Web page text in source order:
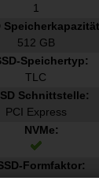
1
512 GB
Speichertyp:
TLC
Schnittstelle:
PCI Express
NVMe:
Formfaktor:
M.2